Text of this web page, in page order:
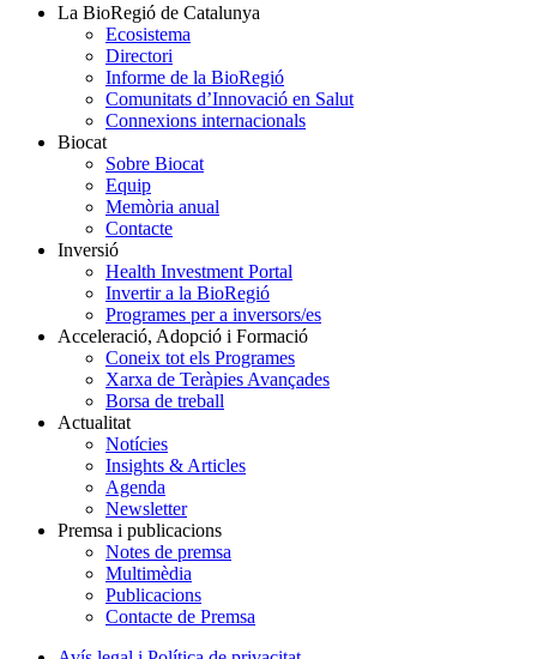
La BioRegió de Catalunya
Ecosistema
Directori
Informe de la BioRegió
Comunitats d’Innovació en Salut
Connexions internacionals
Biocat
Sobre Biocat
Equip
Memòria anual
Contacte
Inversió
Health Investment Portal
Invertir a la BioRegió
Programes per a inversors/es
Acceleració, Adopció i Formació
Coneix tot els Programes
Xarxa de Teràpies Avançades
Borsa de treball
Actualitat
Notícies
Insights & Articles
Agenda
Newsletter
Premsa i publicacions
Notes de premsa
Multimèdia
Publicacions
Contacte de Premsa